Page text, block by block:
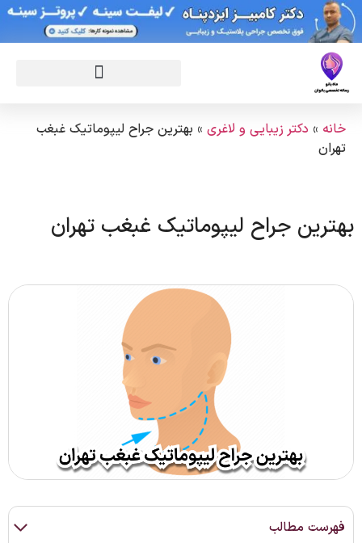
خانه » دکتر زیبایی و لاغری » بهترین جراح لیپوماتیک غبغب
تهران
بهترین جراح لیپوماتیک غبغب تهران
فهرست مطالب